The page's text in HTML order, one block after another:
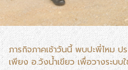
ภารกิจภาคเช้าวันนี้ พบปะพี่ไหม ป
เพียง อ.วังน้ำเขียว เพื่อวางระบ